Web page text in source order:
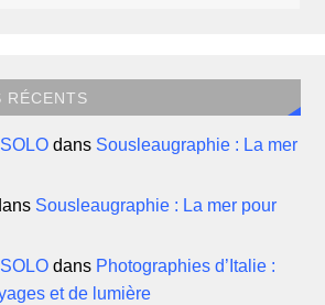
RÉCENTS
dans Sousleaugraphie : La mer
Sousleaugraphie : La mer pour
dans Photographies d’Italie :
et de lumière